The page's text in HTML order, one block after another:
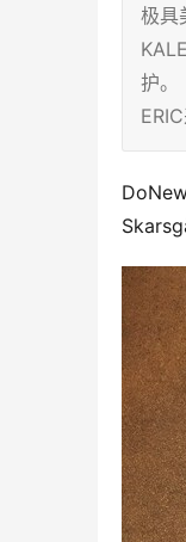
极具
护。